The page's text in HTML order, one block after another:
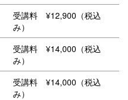
受講料 ¥12,900（税込
み）
受講料 ¥14,000（税込
み）
受講料 ¥14,000（税込
み）